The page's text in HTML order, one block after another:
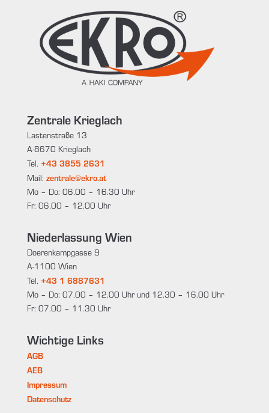
Zentrale Krieglach
Lastenstraße 13
A-8670 Krieglach
Tel. +43 3855 2631
Mail: zentrale@ekro.at
Mo – Do: 06.00 – 16.30 Uhr
Fr: 06.00 – 12.00 Uhr
Niederlassung Wien
Doerenkampgasse 9
A-1100 Wien
Tel. +43 1 6887631
Mo – Do: 07.00 – 12.00 Uhr und 12.30 – 16.00 Uhr
Fr: 07.00 – 11.30 Uhr
Wichtige Links
AGB
AEB
Impressum
Datenschutz